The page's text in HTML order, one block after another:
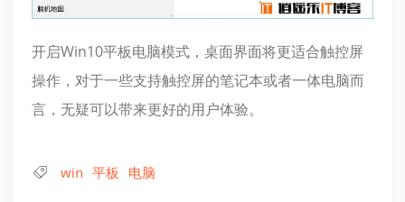
开启Win10平板电脑模式，桌面界面将更适合触控屏
操作，对于一些支持触控屏的笔记本或者一体电脑而
言，无疑可以带来更好的用户体验。
win 平板 电脑